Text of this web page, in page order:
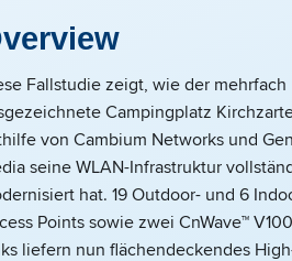
Fallstudie zeigt, wie der mehrfach
Campingplatz
von Cambium Networks und
seine WLAN-Infrastruktur
hat. 19 Outdoor- und 6
Points sowie zwei CnWave™
liefern nun flächendeckendes